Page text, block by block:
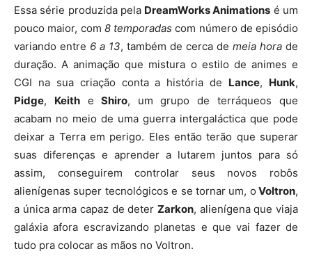
Essa série produzida pela DreamWorks Animations é um
pouco maior, com 8 temporadas com número de episódio
variando entre 6 a 13, também de cerca de meia hora de
duração. A animação que mistura o estilo de animes e
CGI na sua criação conta a história de Lance, Hunk,
Pidge, Keithe Shiro, um grupo de terráqueos que
acabam no meio de uma guerra intergaláctica que pode
deixar a Terra em perigo. Eles então terão que superar
suas diferenças e aprender a lutarem juntos para só
assim, conseguirem controlar seus novos robôs
alienígenas super tecnológicos e se tornar um, o Voltron,
a única arma capaz de deter Zarkon, alienígena que viaja
galáxia afora escravizando planetas e que vai fazer de
tudo pra colocar as mãos no Voltron.